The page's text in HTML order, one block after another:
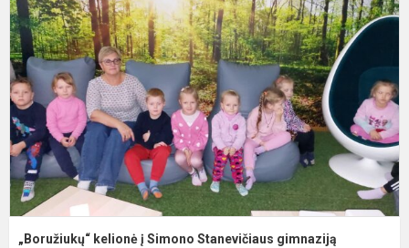
„Boružiukų“ kelionė į Simono Stanevičiaus gimnaziją